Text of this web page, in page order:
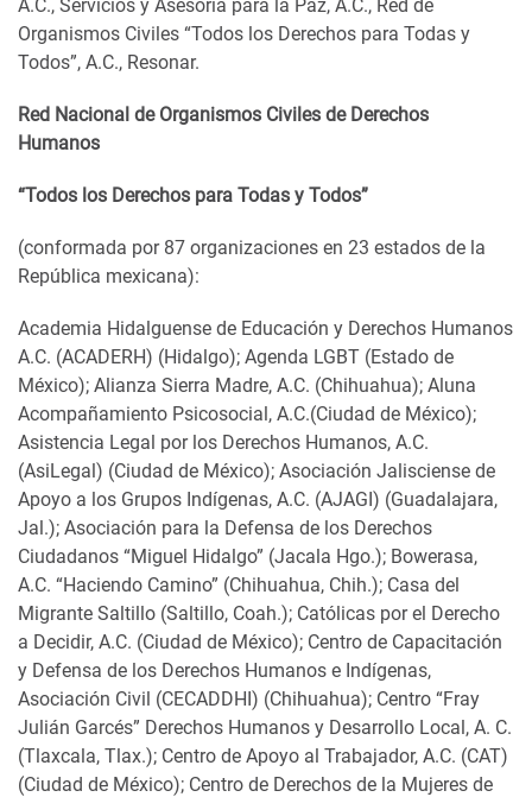
A.C., Servicios y Asesoría para la Paz, A.C., Red de
Organismos Civiles “Todos los Derechos para Todas y
Todos”, A.C., Resonar.
Red Nacional de Organismos Civiles de Derechos
Humanos
“Todos los Derechos para Todas y Todos”
(conformada por 87 organizaciones en 23 estados de la
República mexicana):
Academia Hidalguense de Educación y Derechos Humanos
A.C. (ACADERH) (Hidalgo); Agenda LGBT (Estado de
México); Alianza Sierra Madre, A.C. (Chihuahua); Aluna
Acompañamiento Psicosocial, A.C.(Ciudad de México);
Asistencia Legal por los Derechos Humanos, A.C.
(AsiLegal) (Ciudad de México); Asociación Jalisciense de
Apoyo a los Grupos Indígenas, A.C. (AJAGI) (Guadalajara,
Jal.); Asociación para la Defensa de los Derechos
Ciudadanos “Miguel Hidalgo” (Jacala Hgo.); Bowerasa,
A.C. “Haciendo Camino” (Chihuahua, Chih.); Casa del
Migrante Saltillo (Saltillo, Coah.); Católicas por el Derecho
a Decidir, A.C. (Ciudad de México); Centro de Capacitación
y Defensa de los Derechos Humanos e Indígenas,
Asociación Civil (CECADDHI) (Chihuahua); Centro “Fray
Julián Garcés” Derechos Humanos y Desarrollo Local, A. C.
(Tlaxcala, Tlax.); Centro de Apoyo al Trabajador, A.C. (CAT)
(Ciudad de México); Centro de Derechos de la Mujeres de